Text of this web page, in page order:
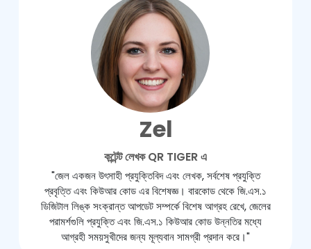
Zel
কন্টেন্ট লেখক QR TIGER এ
"জেল একজন উৎসাহী প্রযুক্তিবিদ এবং লেখক, সর্বশেষ প্রযুক্তি
প্রবৃত্তি এবং কিউআর কোড এর বিশেষজ্ঞ। বারকোড থেকে জি.এস.১
ডিজিটাল লিঙ্ক সংক্রান্ত আপডেট সম্পর্কে বিশেষ আগ্রহ রেখে, জেলের
পরামর্শগুলি প্রযুক্তি এবং জি.এস.১ কিউআর কোড উন্নতির মধ্যে
আগ্রহী সময়সুখীদের জন্য মূল্যবান সামগ্রী প্রদান করে।"